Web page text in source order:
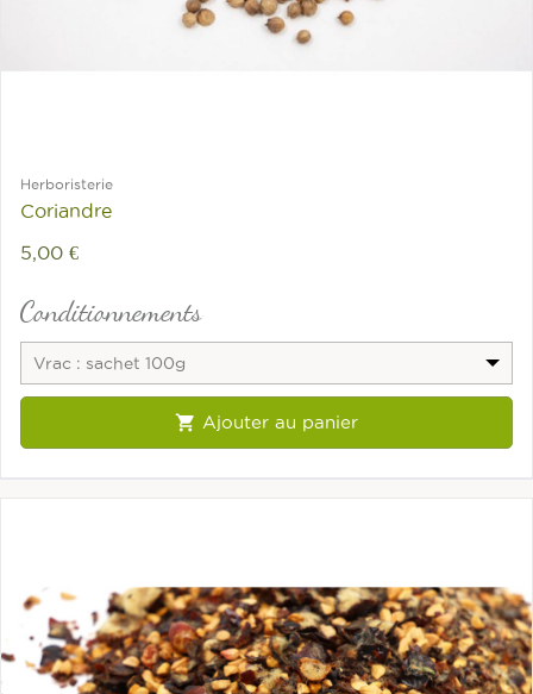
Herboristerie
Coriandre
5,00 €
Conditionnements
Vrac : sachet 100g
 Ajouter au panier